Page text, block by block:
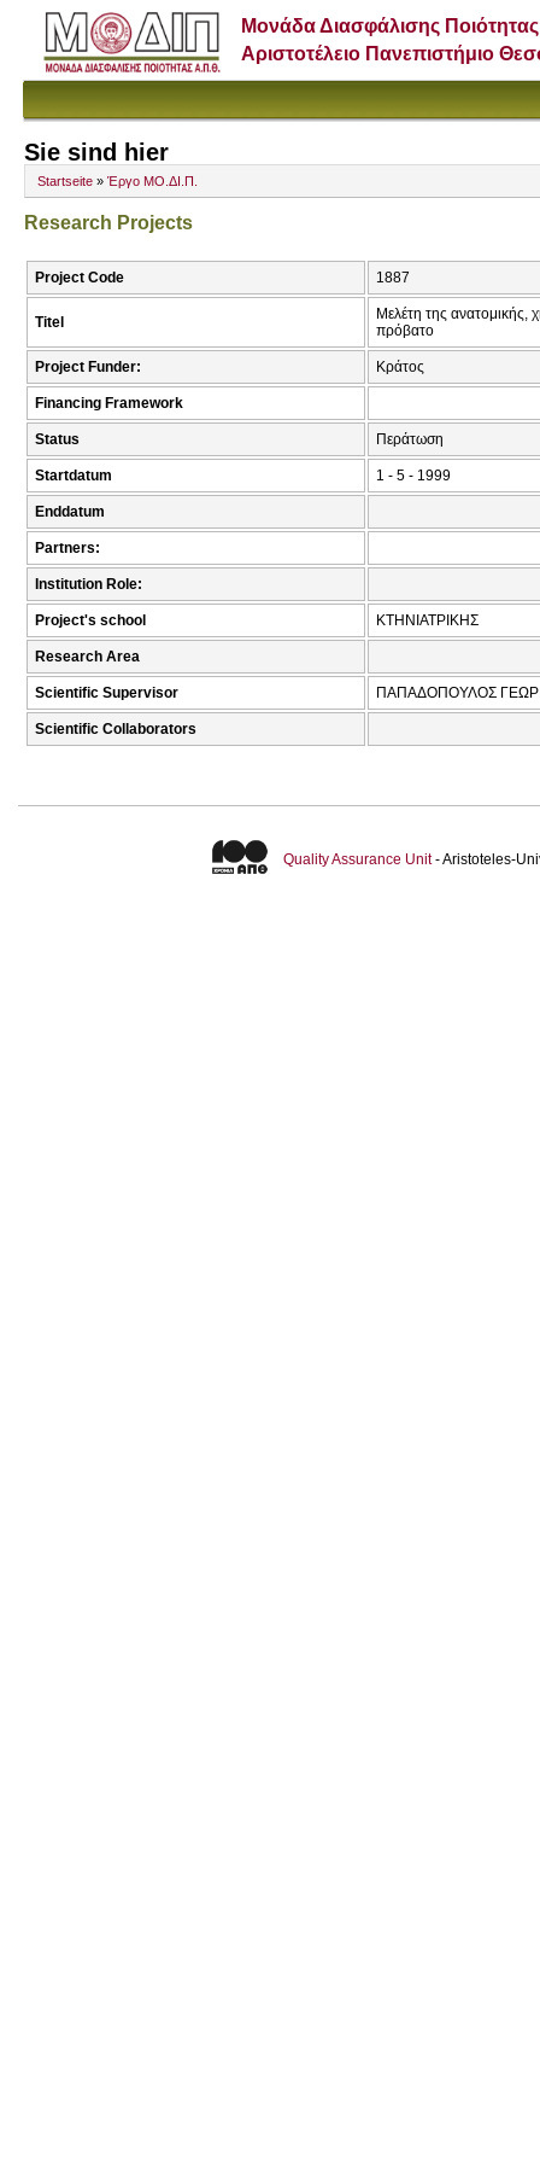
Μονάδα Διασφάλισης Ποιότητας
Αριστοτέλειο Πανεπιστήμιο
Sie sind hier
Startseite » Έργο ΜΟ.ΔΙ.Π.
Research Projects
Project Code 1887
Titel
Μελέτη της ανατομικής,
πρόβατο
Project Funder: Κράτος
Financing Framework
Status Περάτωση
Startdatum 1 - 5 - 1999
Enddatum
Partners:
Institution Role:
Project's school ΚΤΗΝΙΑΤΡΙΚΗΣ
Research Area
Scientific Supervisor ΠΑΠΑΔΟΠΟΥΛΟΣ
Scientific Collaborators
Quality Assurance Unit- Aristoteles-